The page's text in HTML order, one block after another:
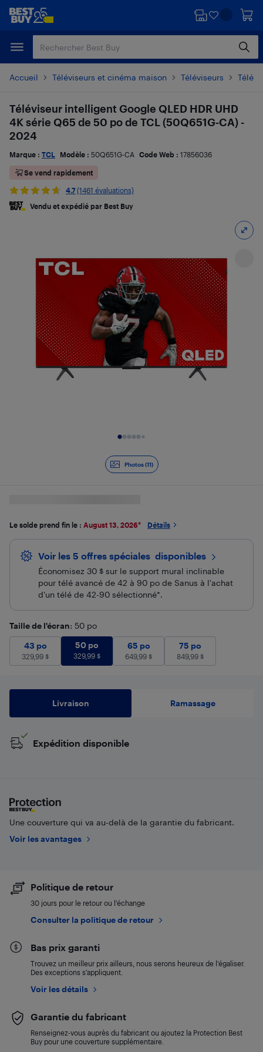
Passer
principal
Passer
Accueil Téléviseurs et cinéma maison Téléviseurs
Photos (11)
Téléviseur intelligent Google QLED HDR UHD
4K série Q65 de 50 po de TCL (50Q651G-CA) -
2024
Marque : TCL Modèle : 50Q651G-CA Code Web : 17856036
Se vend rapidement
4.7 (1461 évaluations)
Vendu et expédié par Best Buy
Le solde prend fin le : August 13, 2026* Détails
Voir les 5 offres spéciales disponibles
Économisez 30 $ sur le support mural inclinable
pour télé avancé de 42 à 90 po de Sanus à l'achat
d'un télé de 42-90 sélectionné*.
Taille de l'écran: 50 po
43 po
329,99 $
43 po
329,99 $
50 po 329,99 $
50 po
329,99 $
65 po 649,99 $
65 po
649,99 $
75 po
75 po
849,99 $
Livraison Ramassage
Expédition disponible
Une couverture qui va au-delà de la garantie du fabricant.
Voir les avantages
Politique de retour
30 jours pour le retour ou l’échange
Consulter la politique de retour
Bas prix garanti
Trouvez un meilleur prix ailleurs, nous serons heureux de l’égaliser.
Des exceptions s’appliquent.
Voir les détails
Garantie du fabricant
Renseignez-vous auprès du fabricant ou ajoutez la Protection Best
Buy pour une couverture supplémentaire.